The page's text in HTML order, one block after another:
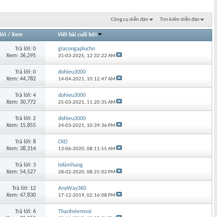
Công cụ diễn đàn Tìm kiếm diễn đàn
/ Xem Viết bài cuối bởi
Trả lời: 0
Xem: 36,295
giacongapluchn
31-03-2025, 12:32:22 AM
Trả lời: 0
Xem: 44,782
dohieu3000
14-04-2021, 10:12:47 AM
Trả lời: 4
Xem: 30,772
dohieu3000
25-03-2021, 11:20:35 AM
Trả lời: 2
Xem: 15,855
dohieu3000
24-03-2021, 10:39:36 PM
Trả lời: 8
Xem: 38,314
CKD
13-06-2020,08:11:55 AM
Trả lời: 3
Xem: 54,527
lekimhung
28-02-2020,08:25:02 PM
Trả lời: 12
Xem: 47,830
AnyWay360
17-12-2019,02:16:08 PM
Trả lời: 6
Thanhvienmoi